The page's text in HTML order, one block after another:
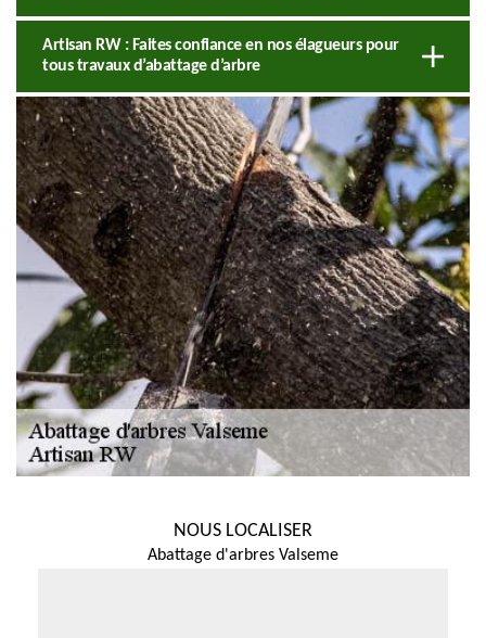
Artisan RW : Faites confiance en nos élagueurs pour
tous travaux d’abattage d’arbre
NOUS LOCALISER
Abattage d'arbres Valseme